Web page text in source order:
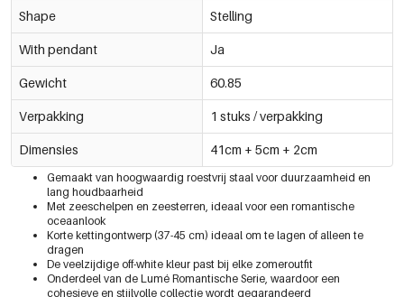
Shape Stelling
With pendant Ja
Gewicht 60.85
Verpakking 1 stuks / verpakking
Dimensies 41cm + 5cm + 2cm
Gemaakt van hoogwaardig roestvrij staal voor duurzaamheid en
lang houdbaarheid
Met zeeschelpen en zeesterren, ideaal voor een romantische
oceaanlook
Korte kettingontwerp (37-45 cm) ideaal om te lagen of alleen te
dragen
De veelzijdige off-white kleur past bij elke zomeroutfit
Onderdeel van de Lumé Romantische Serie, waardoor een
cohesieve en stijlvolle collectie wordt gegarandeerd